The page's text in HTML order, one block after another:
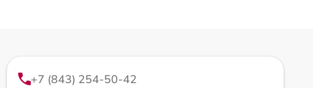
+7 (843) 254-50-42